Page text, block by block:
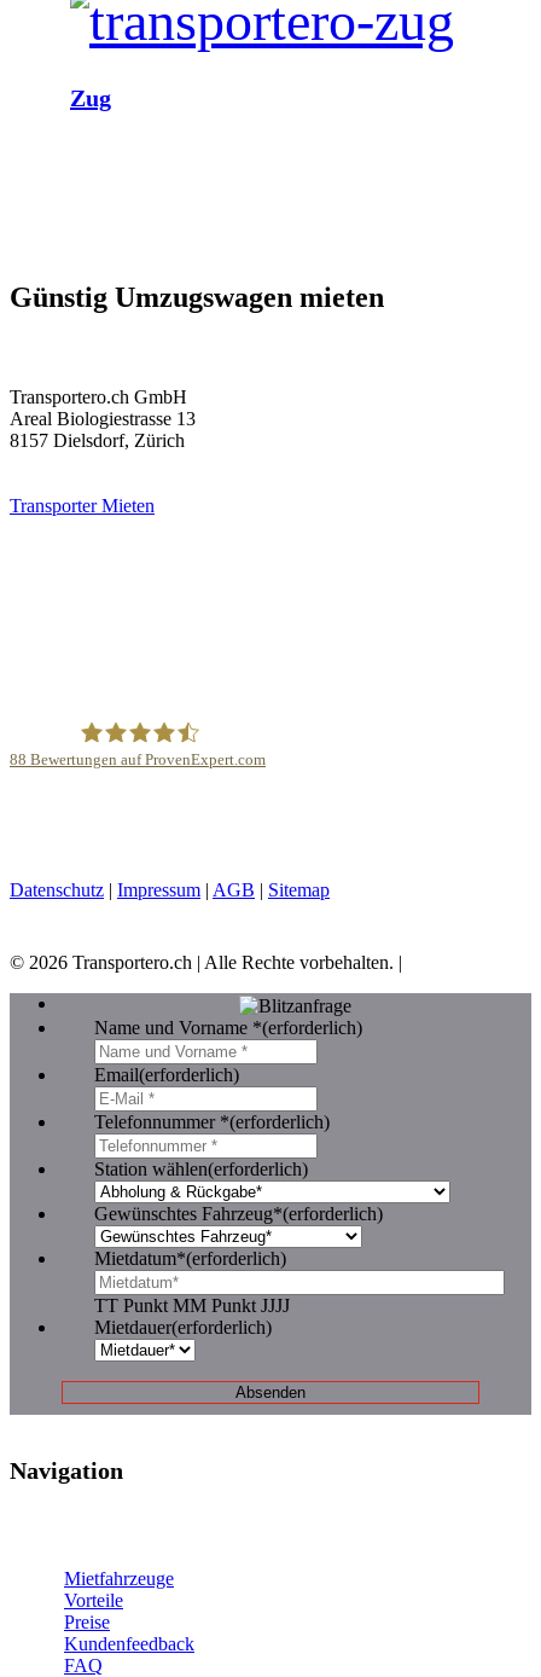
Zug
Günstig Umzugswagen mieten
Transportero.ch GmbH
Areal Biologiestrasse 13
8157 Dielsdorf, Zürich
Transporter Mieten
88 Bewertungen auf ProvenExpert.com
Datenschutz Impressum AGB Sitemap
© 2026 Transportero.ch | Alle Rechte vorbehalten. |
Name und Vorname *(erforderlich)
Email(erforderlich)
Telefonnummer *(erforderlich)
Station wählen(erforderlich)
Gewünschtes Fahrzeug*(erforderlich)
Mietdatum*(erforderlich)
TT Punkt MM Punkt JJJJ
Mietdauer(erforderlich)
Navigation
Mietfahrzeuge
Vorteile
Preise
Kundenfeedback
FAQ